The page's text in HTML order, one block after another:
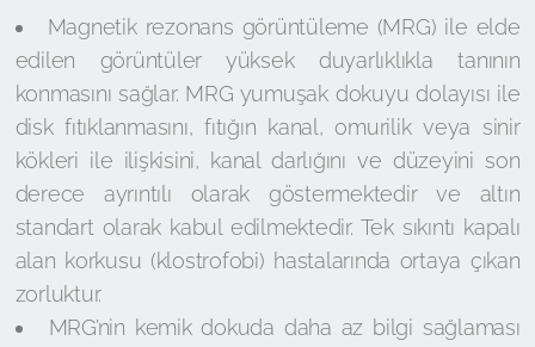
Magnetik rezonans görüntüleme (MRG) ile elde
edilen görüntüler yüksek duyarlıklıkla tanının
konmasını sağlar. MRG yumuşak dokuyu dolayısı ile
disk fıtıklanmasını, fıtığın kanal, omurilik veya sinir
kökleri ile ilişkisini, kanal darlığını ve düzeyini son
derece ayrıntılı olarak göstermektedir ve altın
standart olarak kabul edilmektedir. Tek sıkıntı kapalı
alan korkusu (klostrofobi) hastalarında ortaya çıkan
zorluktur.
MRG’nin kemik dokuda daha az bilgi sağlaması